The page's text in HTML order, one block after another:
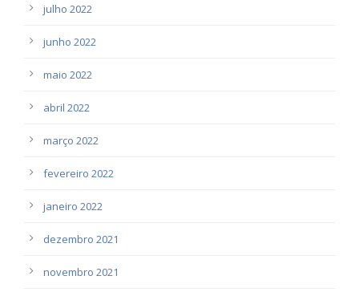
julho 2022
junho 2022
maio 2022
abril 2022
março 2022
fevereiro 2022
janeiro 2022
dezembro 2021
novembro 2021